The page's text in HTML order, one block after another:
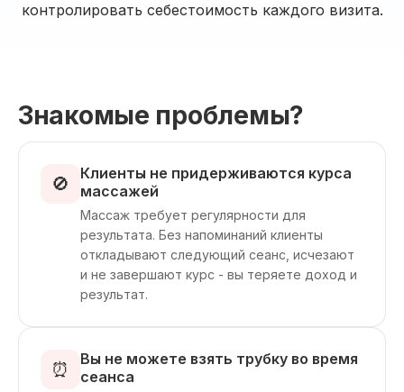
контролировать себестоимость каждого визита.
Знакомые проблемы?
🚫
Клиенты не придерживаются курса
массажей
Массаж требует регулярности для
результата. Без напоминаний клиенты
откладывают следующий сеанс, исчезают
и не завершают курс - вы теряете доход и
результат.
⏰
Вы не можете взять трубку во время
сеанса